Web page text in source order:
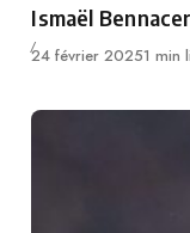
Ismaël Bennacer
Publié
24 février 20251 min